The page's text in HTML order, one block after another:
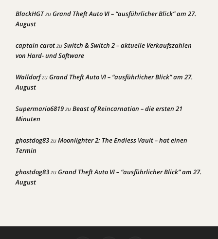
BlackHGTzuGrand Theft Auto VI – “ausführlicher Blick” am 27.
August
captain carotzuSwitch & Switch 2 – aktuelle Verkaufszahlen
von Hard- und Software
WalldorfzuGrand Theft Auto VI – “ausführlicher Blick” am 27.
August
Supermario6819zuBeast of Reincarnation – die ersten 21
Minuten
ghostdog83zuMoonlighter 2: The Endless Vault – hat einen
Termin
ghostdog83zuGrand Theft Auto VI – “ausführlicher Blick” am 27.
August